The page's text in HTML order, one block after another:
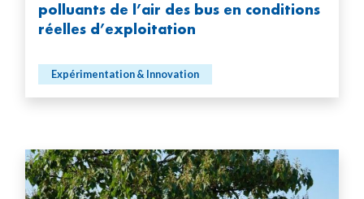
polluants de l’air des bus en conditions
réelles d’exploitation
Expérimentation & Innovation